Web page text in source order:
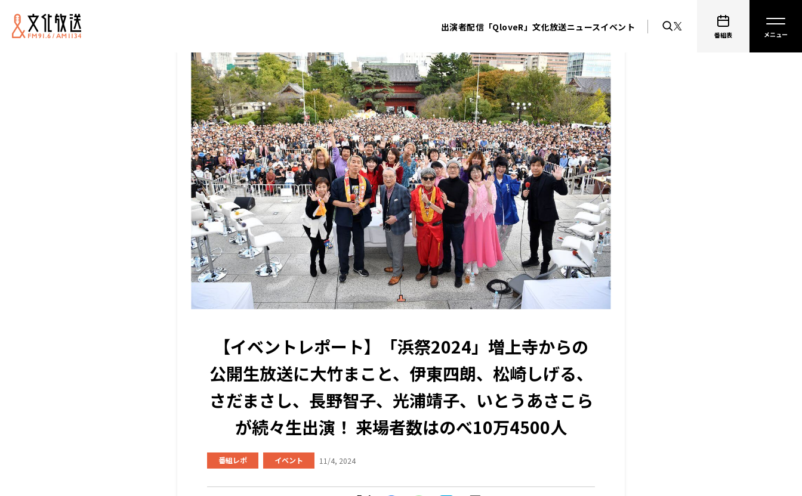
出演者配信「QloveR」文化放送ニュースイベント
番組表
【イベントレポート】「浜祭2024」増上寺からの
公開生放送に大竹まこと、伊東四朗、松崎しげる、
さだまさし、長野智子、光浦靖子、いとうあさこら
が続々生出演！ 来場者数はのべ10万4500人
番組レポ イベント 11/4, 2024